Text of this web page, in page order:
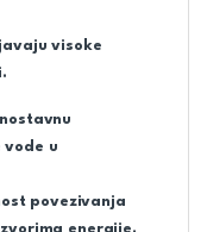
visoke
vode u
povezivanja
energije.